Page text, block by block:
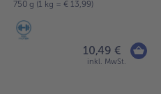
750 g (1 kg = € 13,99)
10,49 €
inkl. MwSt.